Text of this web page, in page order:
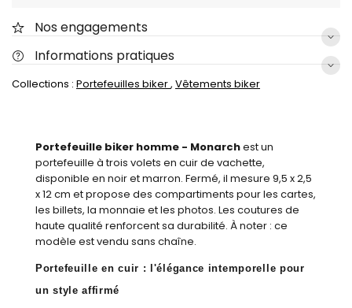
Nos engagements
Informations pratiques
Collections : Portefeuilles biker, Vêtements biker
Portefeuille biker homme - Monarchest un
portefeuille à trois volets en cuir de vachette,
disponible en noir et marron. Fermé, il mesure 9,5 x 2,5
x 12 cm et propose des compartiments pour les cartes,
les billets, la monnaie et les photos. Les coutures de
haute qualité renforcent sa durabilité. À noter : ce
modèle est vendu sans chaîne.
Portefeuille en cuir : l'élégance intemporelle pour
un style affirmé